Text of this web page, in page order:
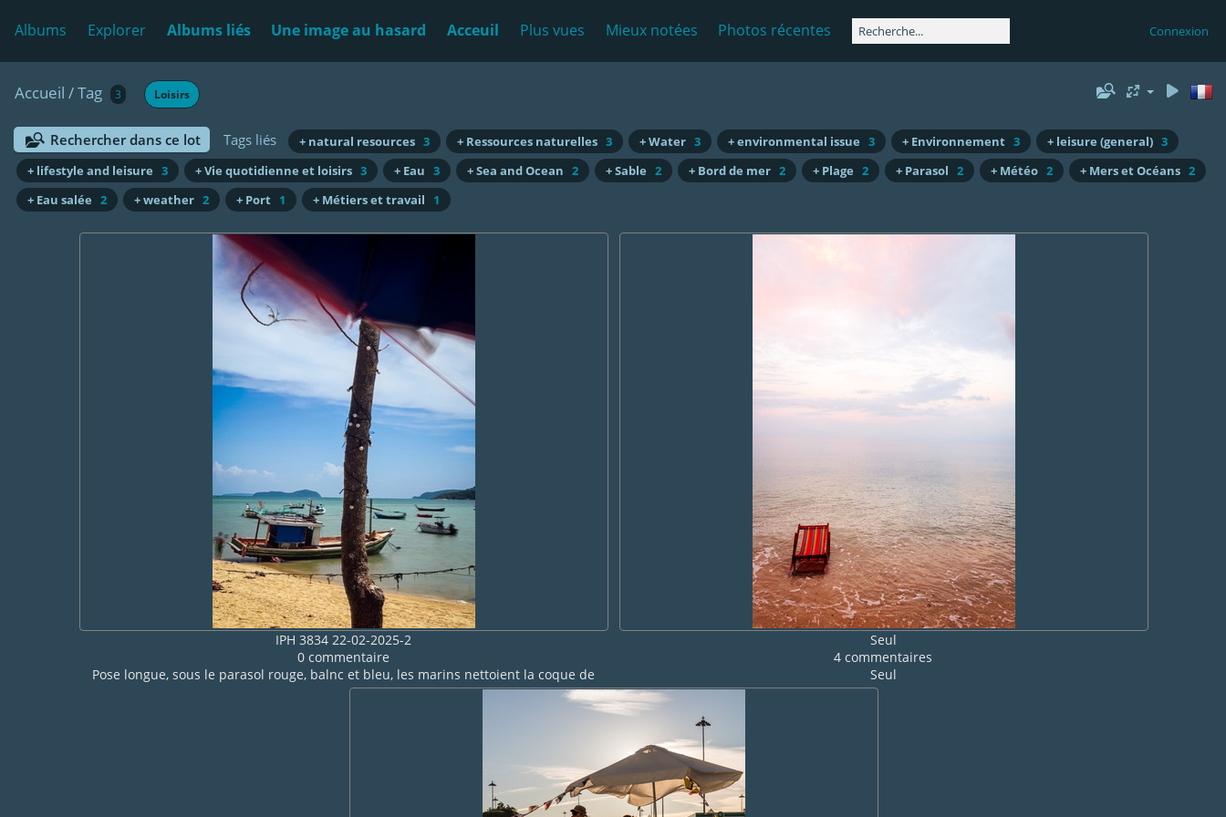
Albums Explorer Albums liés Une image au hasard Acceuil Plus vues Mieux notées Photos récentes Connexion
Accueil /Tag 3 Loisirs
Rechercher dans ce lot Tags liés + natural resources 3 + Ressources naturelles 3 + Water 3 + environmental issue 3 + Environnement 3 + leisure (general) 3
+ lifestyle and leisure 3 + Vie quotidienne et loisirs 3 + Eau 3 + Sea and Ocean 2 + Sable 2 + Bord de mer 2 + Plage 2 + Parasol 2 + Météo 2 + Mers et Océans 2
+ Eau salée 2 + weather 2 + Port 1 + Métiers et travail 1
IPH 3834 22-02-2025-2
0 commentaire
Pose longue, sous le parasol rouge, balnc et bleu, les marins nettoient la coque de
leur navire
Seul
4 commentaires
Seul